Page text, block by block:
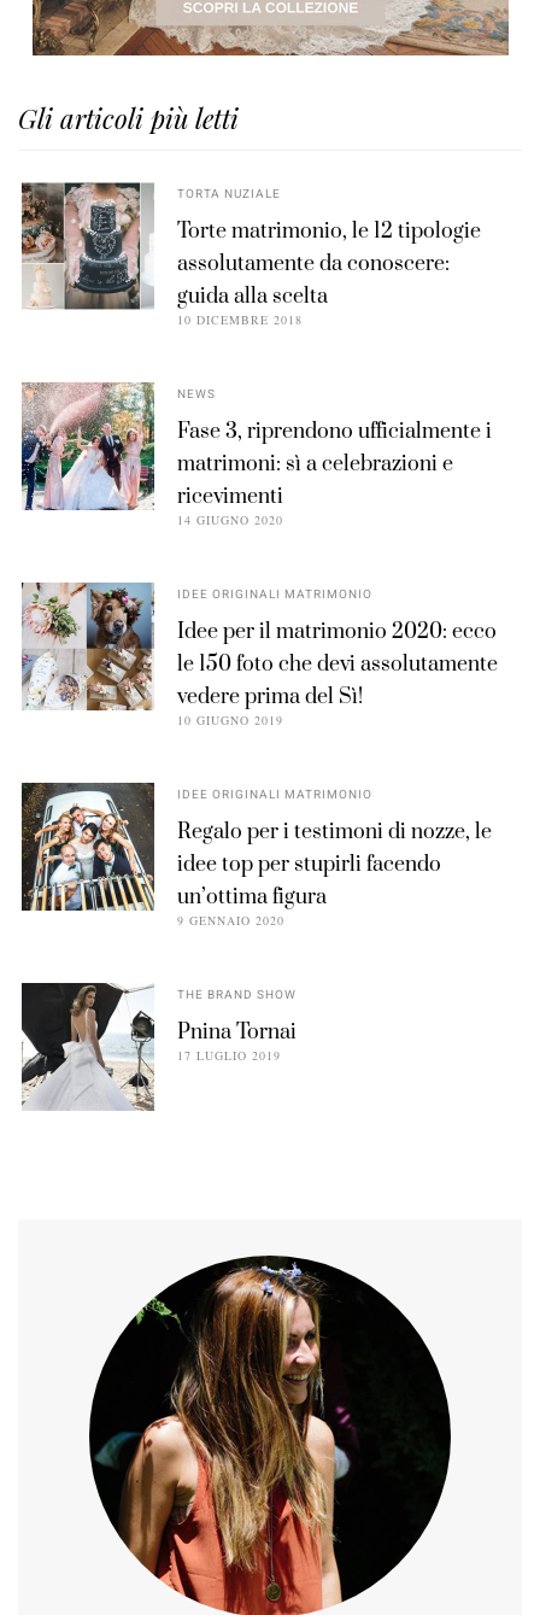
Gli articoli più letti
TORTA NUZIALE
Torte matrimonio, le 12 tipologie
assolutamente da conoscere:
guida alla scelta
10 DICEMBRE 2018
NEWS
Fase 3, riprendono ufficialmente i
matrimoni: sì a celebrazioni e
ricevimenti
14 GIUGNO 2020
IDEE ORIGINALI MATRIMONIO
Idee per il matrimonio 2020: ecco
le 150 foto che devi assolutamente
vedere prima del Sì!
10 GIUGNO 2019
IDEE ORIGINALI MATRIMONIO
Regalo per i testimoni di nozze, le
idee top per stupirli facendo
un’ottima figura
9 GENNAIO 2020
THE BRAND SHOW
Pnina Tornai
17 LUGLIO 2019